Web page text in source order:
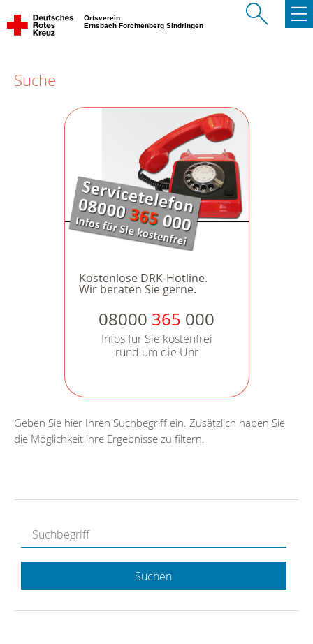
Ortsverein
Ernsbach Forchtenberg Sindringen
Suche
Kostenlose DRK-Hotline.
Wir beraten Sie gerne.
08000 365 000
Infos für Sie kostenfrei
rund um die Uhr
Geben Sie hier Ihren Suchbegriff ein. Zusätzlich haben Sie
die Möglichkeit ihre Ergebnisse zu filtern.
Suchen